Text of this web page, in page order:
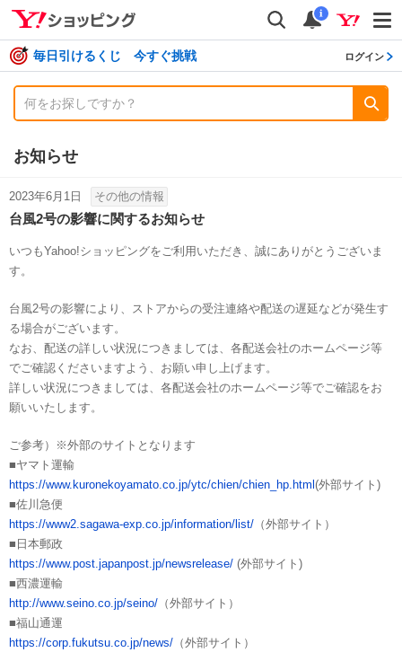
検索
通知
i
毎日引けるくじ 今すぐ挑戦 ログイン
お知らせ
2023年6月1日 その他の情報
台風2号の影響に関するお知らせ
いつもYahoo!ショッピングをご利用いただき、誠にありがとうございま
す。
台風2号の影響により、ストアからの受注連絡や配送の遅延などが発生す
る場合がございます。
なお、配送の詳しい状況につきましては、各配送会社のホームページ等
でご確認くださいますよう、お願い申し上げます。
詳しい状況につきましては、各配送会社のホームページ等でご確認をお
願いいたします。
ご参考）※外部のサイトとなります
■ヤマト運輸
https://www.kuronekoyamato.co.jp/ytc/chien/chien_hp.html (外部サイト)
■佐川急便
https://www2.sagawa-exp.co.jp/information/list/ （外部サイト）
■日本郵政
https://www.post.japanpost.jp/newsrelease/ (外部サイト)
■西濃運輸
http://www.seino.co.jp/seino/ （外部サイト）
■福山通運
https://corp.fukutsu.co.jp/news/ （外部サイト）